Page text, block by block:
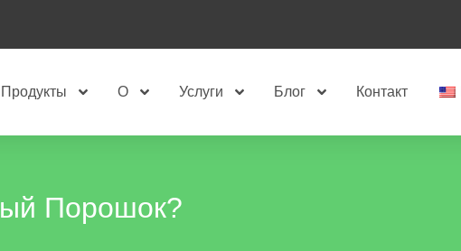
Продукты О Услуги Блог Контакт
Порошок?